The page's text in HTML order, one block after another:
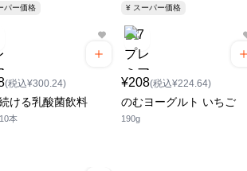
ーパー価格 ¥ スーパー価格
(税込¥300.24)
ける乳酸菌飲料
本
¥208(税込¥224.64)
のむヨーグルト いちご
190g